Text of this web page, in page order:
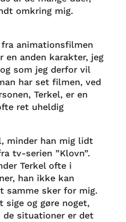
omkring mig.
fra animationsfilmen
en anden karakter, jeg
som jeg derfor vil
har set filmen, ved
Terkel, er en
ret uheldig
minder han mig lidt
tv-serien ”Klovn”.
Terkel ofte i
han ikke kan
samme sker for mig.
sige og gøre noget,
de situationer er det